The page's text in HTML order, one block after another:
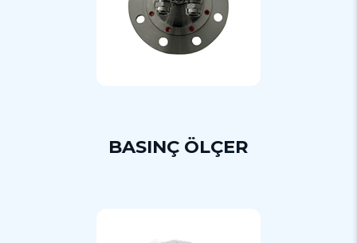
BASINÇ ÖLÇER